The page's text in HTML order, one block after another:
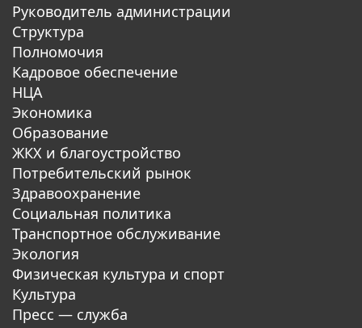
Руководитель администрации
Структура
Полномочия
Кадровое обеспечение
НЦА
Экономика
Образование
ЖКХ и благоустройство
Потребительский рынок
Здравоохранение
Социальная политика
Транспортное обслуживание
Экология
Физическая культура и спорт
Культура
Пресс — служба